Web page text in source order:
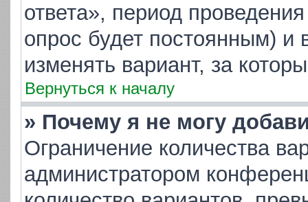
ответа», период
опрос будет постоянным) и
изменять вариант, за
Вернуться к началу
» Почему я не могу
Ограничение количества
администратором